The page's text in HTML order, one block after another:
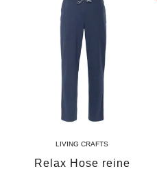
LIVING CRAFTS
Relax Hose reine